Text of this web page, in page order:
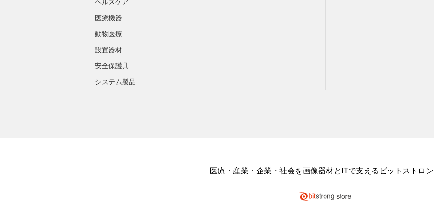
医療機器
動物医療
設置器材
安全保護具
システム製品
医療・産業・企業・社会を画像器材とITで支えるビットストロ